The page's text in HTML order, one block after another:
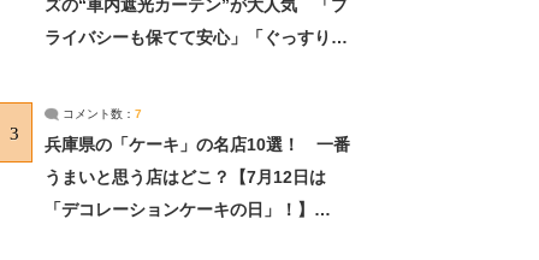
ズの“車内遮光カーテン”が大人気 「プ
ライバシーも保てて安心」「ぐっすり眠
3
コメント数： 7
兵庫県の「ケーキ」の名店10選！ 一番
うまいと思う店はどこ？【7月12日は
「デコレーションケーキの日」！】